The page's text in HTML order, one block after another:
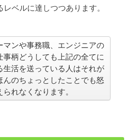
ベルに達しつつあります。
マンや事務職、エンジニアの
事柄どうしても上記の全てに
生活を送っている人はそれが
んのちょっとしたことでも怒
られなくなります。